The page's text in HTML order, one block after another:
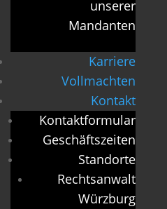
unserer
Mandanten
Karriere
Vollmachten
Kontakt
Kontaktformular
Geschäftszeiten
Standorte
Rechtsanwalt
Würzburg